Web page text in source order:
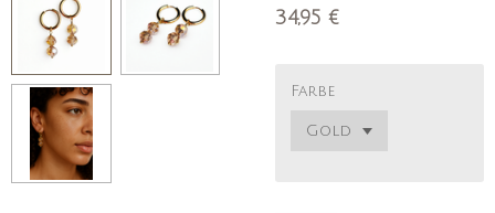
34,95 €
Farbe